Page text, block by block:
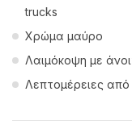
trucks
Χρώμα μαύρο
Λαιμόκοψη με
Λεπτομέρειες